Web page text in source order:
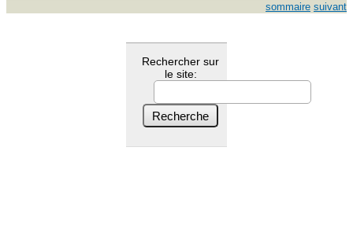
sommaire suivant
Rechercher sur
le site: